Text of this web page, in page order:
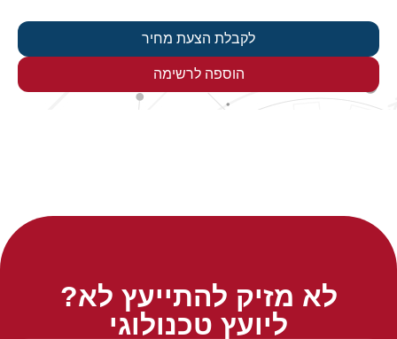
לקבלת הצעת מחיר
הוספה לרשימה
לא מזיק להתייעץ לא?
ליועץ טכנולוגי